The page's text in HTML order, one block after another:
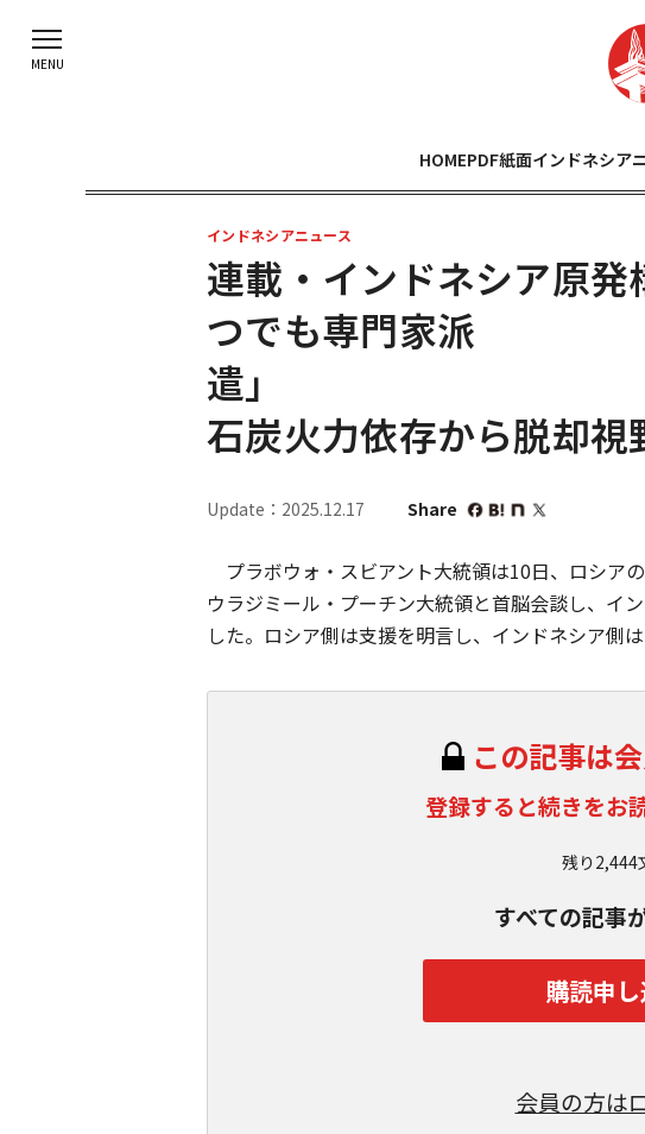
HOMEPDF紙面インドネシア
インドネシアニュース
連載・インドネシア原
つでも専門家派
石炭火力依存から脱却視
Update：2025.12.17 Share
プラボウォ・スビアント大統領は10日、ロシア
ウラジミール・プーチン大統領と首脳会談し、イ
した。ロシア側は支援を明言し、インドネシア側
この記事は
登録すると続きをお
残り2,444
すべての記事
購読申
会員の方は